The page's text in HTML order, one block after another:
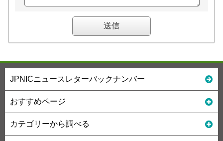
JPNICニュースレターバックナンバー
おすすめページ
カテゴリーから調べる